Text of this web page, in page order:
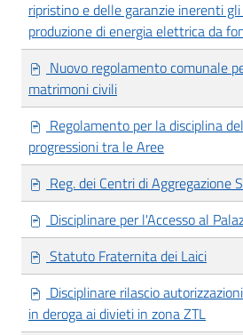
ripristino e delle garanzie inerenti
produzione di energia elettrica da
Nuovo regolamento comunale
matrimoni civili
Regolamento per la disciplina
progressioni tra le Aree
Reg. dei Centri di Aggregazione
Disciplinare per l'Accesso al
Statuto Fraternita dei Laici
Disciplinare rilascio
in deroga ai divieti in zona ZTL